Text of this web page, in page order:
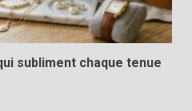
subliment chaque tenue